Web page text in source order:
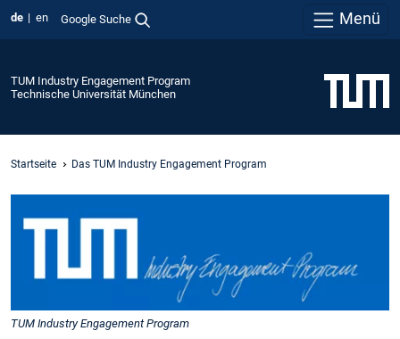
de en Google Suche Menü
TUM Industry Engagement Program
Technische Universität München
Startseite Das TUM Industry Engagement Program
TUM Industry Engagement Program